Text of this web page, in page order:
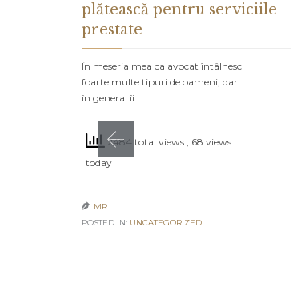
plătească pentru serviciile
prestate
În meseria mea ca avocat întâlnesc
foarte multe tipuri de oameni, dar
în general îi…
2484 total views , 68 views
today
 MR
POSTED IN: UNCATEGORIZED